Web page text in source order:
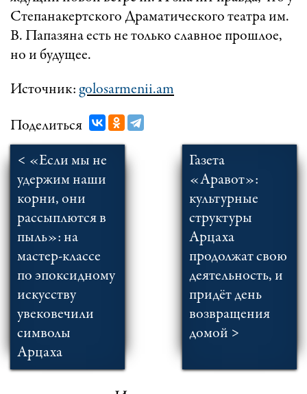
Степанакертского Драматического театра им.
В. Папазяна есть не только славное прошлое,
но и будущее.
Источник: golosarmenii.am
Поделиться
< «Если мы не
удержим наши
корни, они
рассыплются в
пыль»: на
мастер-классе
по эпоксидному
искусству
увековечили
символы
Арцаха
Газета
«Аравот»:
культурные
структуры
Арцаха
продолжат свою
деятельность, и
придёт день
возвращения
домой >